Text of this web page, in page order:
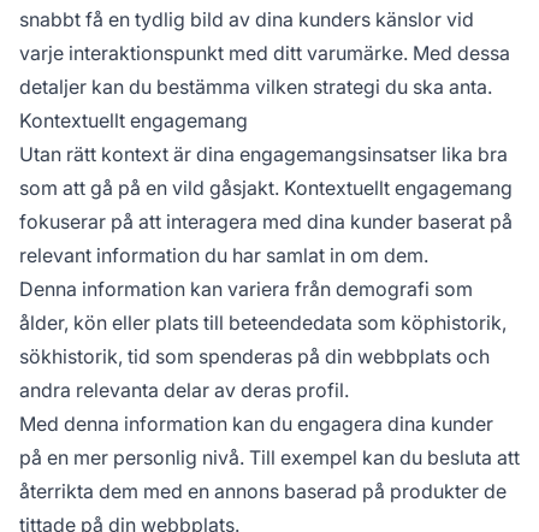
snabbt få en tydlig bild av dina kunders känslor vid
varje interaktionspunkt med ditt varumärke. Med dessa
detaljer kan du bestämma vilken strategi du ska anta.
Kontextuellt engagemang
Utan rätt kontext är dina engagemangsinsatser lika bra
som att gå på en vild gåsjakt. Kontextuellt engagemang
fokuserar på att interagera med dina kunder baserat på
relevant information du har samlat in om dem.
Denna information kan variera från demografi som
ålder, kön eller plats till beteendedata som köphistorik,
sökhistorik, tid som spenderas på din webbplats och
andra relevanta delar av deras profil.
Med denna information kan du engagera dina kunder
på en mer personlig nivå. Till exempel kan du besluta att
återrikta dem med en annons baserad på produkter de
tittade på din webbplats.